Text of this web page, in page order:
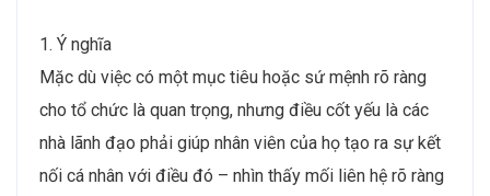
1. Ý nghĩa
Mặc dù việc có một mục tiêu hoặc sứ mệnh rõ ràng
cho tổ chức là quan trọng, nhưng điều cốt yếu là các
nhà lãnh đạo phải giúp nhân viên của họ tạo ra sự kết
nối cá nhân với điều đó – nhìn thấy mối liên hệ rõ ràng